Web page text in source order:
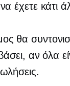
έχετε κάτι
θα
αν όλα